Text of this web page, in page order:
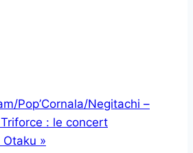
Pop’Cornala/Negitachi –
: le concert
Otaku »